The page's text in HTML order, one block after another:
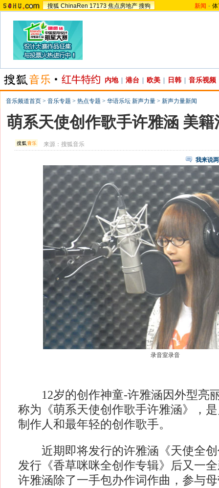
搜狐 ChinaRen 17173 焦点房地产 搜狗 新闻 -
内地 港台 欧美 日韩 音乐视频
音乐频道首页 > 音乐专题 > 热点专题 > 华语乐坛 新声力量 > 新声力量新闻
萌系天使创作歌手许雅涵 美
来源：搜狐音乐
我来说
录音室录音
12岁的创作神童-许雅涵因外型亮
称为《萌系天使创作歌手许雅涵》，
制作人和最年轻的创作歌手。
近期即将发行的许雅涵《天使全创
发行《香草咪咪全创作专辑》后又一
许雅涵除了一手包办作词作曲，参与